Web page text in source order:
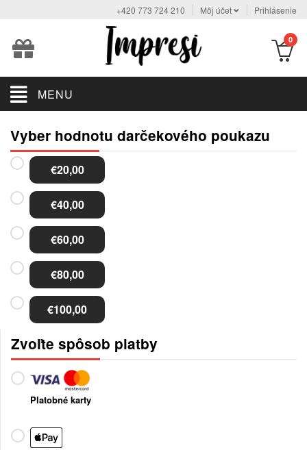
+420 773 724 210 Môj účet Prihlásenie
0
MENU
Vyber hodnotu darčekového poukazu
€20,00
€40,00
€60,00
€80,00
€100,00
Zvoľte spôsob platby
Platobné karty